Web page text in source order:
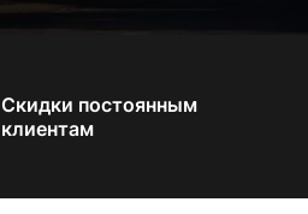
Скидки постоянным
клиентам